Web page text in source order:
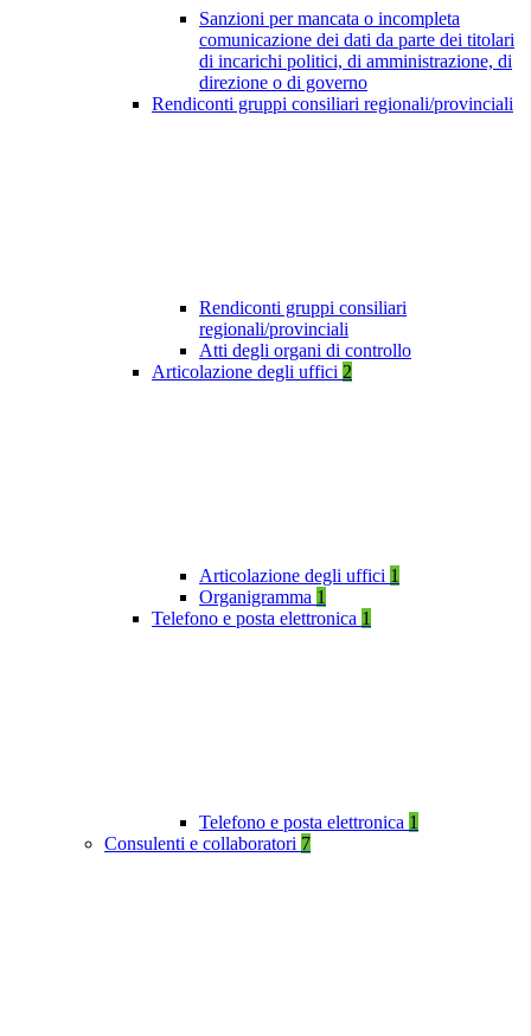
Sanzioni per mancata o incompleta
comunicazione dei dati da parte dei titolari
di incarichi politici, di amministrazione, di
direzione o di governo
Rendiconti gruppi consiliari regionali/provinciali
Rendiconti gruppi consiliari
regionali/provinciali
Atti degli organi di controllo
Articolazione degli uffici 2
Articolazione degli uffici 1
Organigramma 1
Telefono e posta elettronica 1
Telefono e posta elettronica 1
Consulenti e collaboratori 7